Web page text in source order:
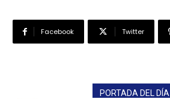
Facebook Twitter
PORTADA DEL DÍA